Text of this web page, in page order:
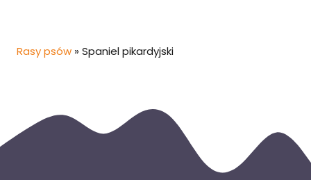
Rasy psów » Spaniel pikardyjski